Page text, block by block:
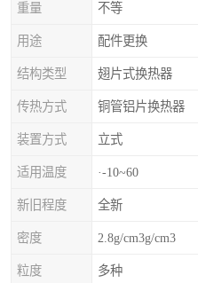
重量 不等
用途 配件更换
结构类型 翅片式换热器
传热方式 铜管铝片换热器
装置方式 立式
适用温度 ·-10~60
新旧程度 全新
密度 2.8g/cm3g/cm3
粒度 多种